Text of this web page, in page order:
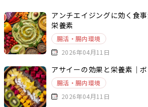
アンチエイジングに効く食
栄養素
腸活・腸内環境
2026年04月11日
アサイーの効果と栄養素｜
腸活・腸内環境
2026年04月11日